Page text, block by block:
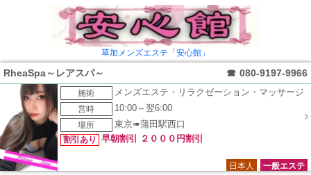
草加メンズエステ「安心館」
RheaSpa～レアスパ～ ☎ 080-9197-9966
施術
メンズエステ・リラクゼーション・マッサージ
営時
10:00～翌6:00
場所
東京➠蒲田駅西口
割引あり
早朝割引 ２０００円割引
一般エステ
日本人